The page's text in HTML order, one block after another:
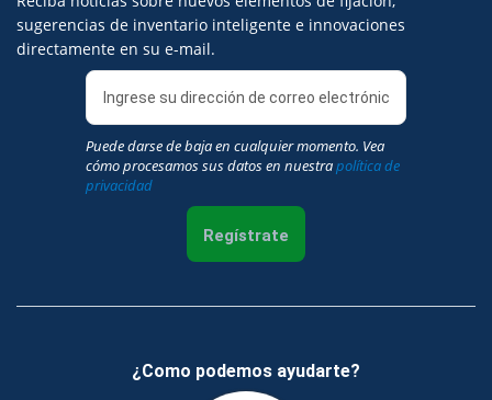
sugerencias de inventario inteligente e innovaciones
directamente en su e-mail.
Puede darse de baja en cualquier momento. Vea
cómo procesamos sus datos en nuestrapolítica de
privacidad
Regístrate
¿Como podemos ayudarte?